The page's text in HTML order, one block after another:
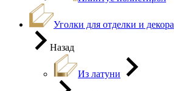
Уголки для отделки и декора
Назад
Из латуни